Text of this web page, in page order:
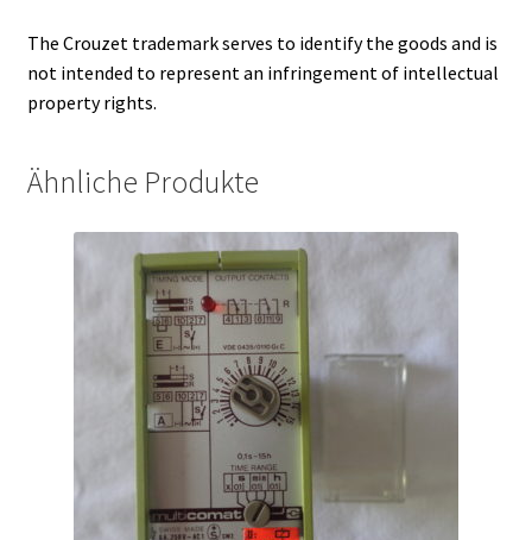
The Crouzet trademark serves to identify the goods and is
not intended to represent an infringement of intellectual
property rights.
Ähnliche Produkte